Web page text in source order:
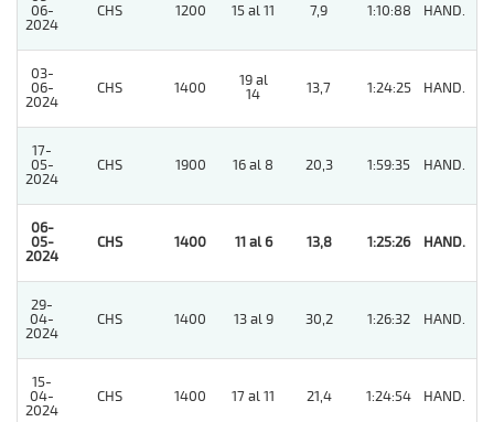
06-
2024
CHS 1200 15 al 11 7,9 1:10:88 HAND.
03-
06-
2024
CHS 1400
19 al
14
13,7 1:24:25 HAND.
17-
05-
2024
CHS 1900 16 al 8 20,3 1:59:35 HAND.
06-
05-
2024
CHS 1400 11 al 6 13,8 1:25:26 HAND.
29-
04-
2024
CHS 1400 13 al 9 30,2 1:26:32 HAND.
15-
04-
2024
CHS 1400 17 al 11 21,4 1:24:54 HAND.